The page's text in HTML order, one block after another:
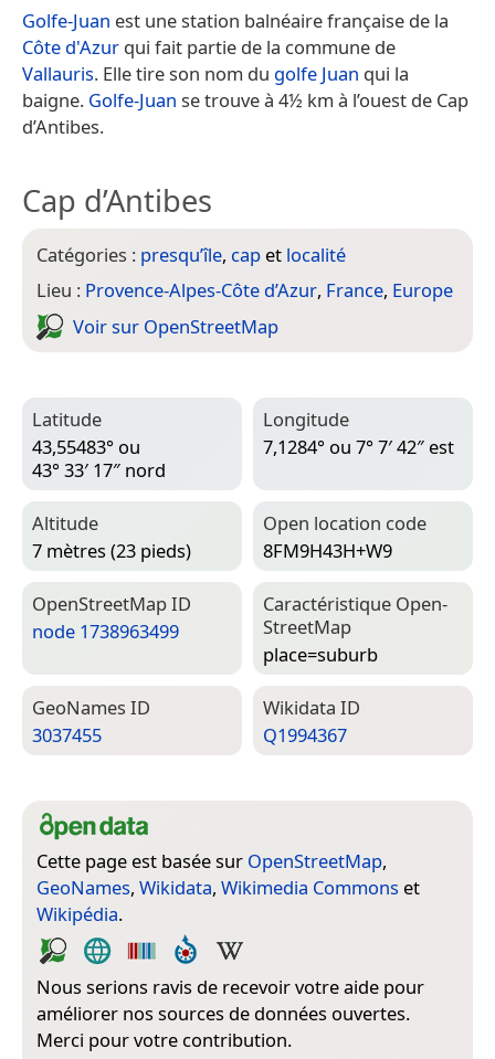
Golfe-Juan est une station balnéaire française de la
Côte d'Azur qui fait partie de la commune de
Vallauris. Elle tire son nom du golfe Juan qui la
baigne. Golfe-Juan se trouve à 4½ km à l’ouest de Cap
d’Antibes.
Cap d’Antibes
Catégories : presqu’île, cap et localité
Lieu : Provence-Alpes-Côte d’Azur, France, Europe
Voir sur Open­Street­Map
Latitude
43,55483° ou
43° 33′ 17″ nord
Longitude
7,1284° ou 7° 7′ 42″ est
Altitude
7 mètres (23 pieds)
Open location code
8FM9H43H+W9
Open­Street­Map ID
node 1738963499
Caractéristique Open­
Street­Map
place=­suburb
Geo­Names ID
3037455
Wiki­data ID
Q1994367
Cette page est basée sur OpenStreetMap,
GeoNames, Wikidata, Wikimedia Commons et
Wikipédia.
Nous serions ravis de recevoir votre aide pour
améliorer nos sources de données ouvertes.
Merci pour votre contribution.